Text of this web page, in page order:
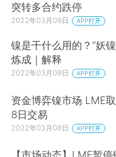
突转多合约跌停
2022年03月09日 APP打开
镍是干什么用的？“妖
炼成｜解释
2022年03月09日 APP打开
资金博弈镍市场 LME
8日交易
2022年03月08日 APP打开